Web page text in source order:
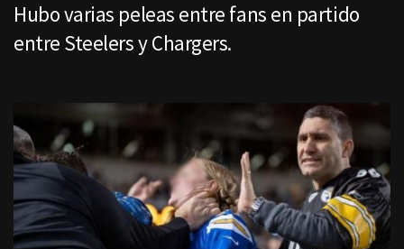
Hubo varias peleas entre fans en partido
entre Steelers y Chargers.